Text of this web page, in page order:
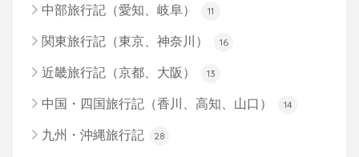
中部旅行記（愛知、岐阜） 11
関東旅行記（東京、神奈川） 16
近畿旅行記（京都、大阪） 13
中国・四国旅行記（香川、高知、山口） 14
九州・沖縄旅行記 28